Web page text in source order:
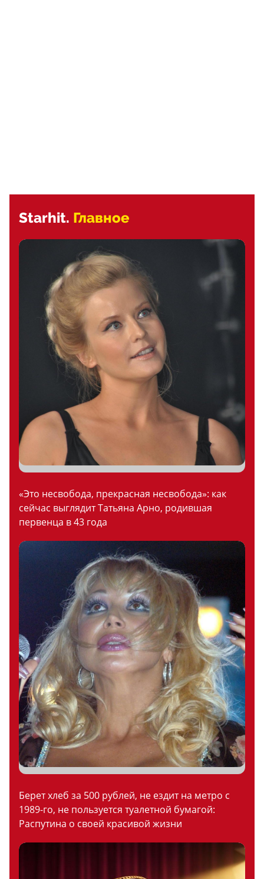
Starhit. Главное
«Это несвобода, прекрасная несвобода»: как
сейчас выглядит Татьяна Арно, родившая
первенца в 43 года
Берет хлеб за 500 рублей, не ездит на метро с
1989-го, не пользуется туалетной бумагой:
Распутина о своей красивой жизни